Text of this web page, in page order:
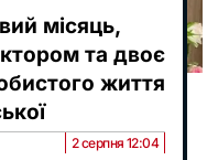
місяць,
та двоє
життя
2 серпня 12:04